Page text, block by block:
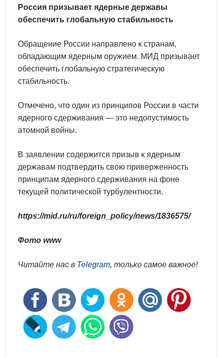
Россия призывает ядерные державы
обеспечить глобальную стабильность
Обращение России направлено к странам,
обладающим ядерным оружием. МИД призывает
обеспечить глобальную стратегическую
стабильность.
Отмечено, что один из принципов России в части
ядерного сдерживания — это недопустимость
атомной войны.
В заявлении содержится призыв к ядерным
державам подтвердить свою приверженность
принципам ядерного сдерживания на фоне
текущей политической турбулентности.​
https://mid.ru/ru/foreign_policy/news/1836575/
Фото www
Читайте нас в Telegram, только самое важное!